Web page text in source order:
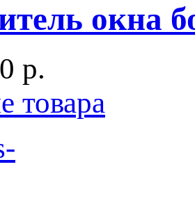
окна
p.
товара